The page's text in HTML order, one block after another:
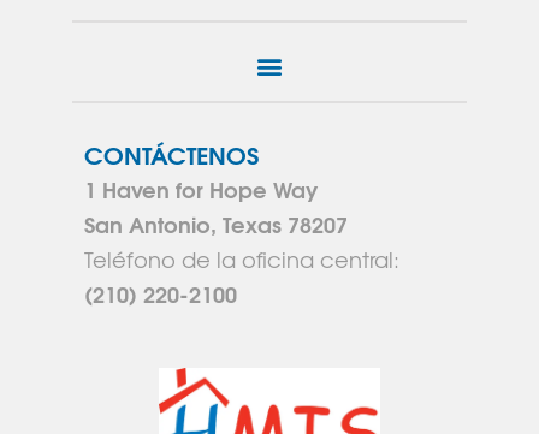
CONTÁCTENOS
1 Haven for Hope Way
San Antonio, Texas 78207
Teléfono de la oficina central:
(210) 220-2100